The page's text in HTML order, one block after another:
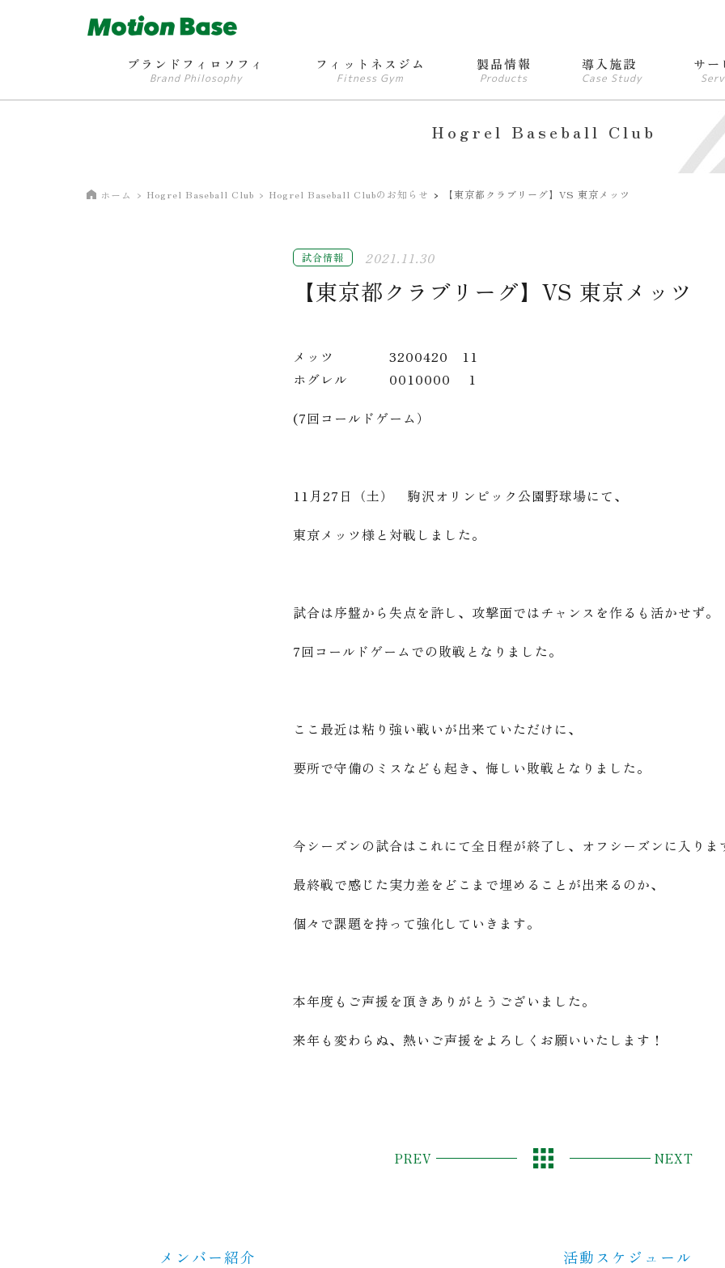
ブランドフィロソフィ
Brand Philosophy
フィットネスジム
Fitness Gym
製品情報
Products
導入施設
Case Study
サー
Hogrel Baseball Club
ホーム Hogrel Baseball Club Hogrel Baseball Clubのお知らせ 【東京都クラブリーグ】VS 東京メッツ
【東京都クラブリーグ】VS 東京メッツ
試合情報 2021.11.30
メッツ 3200420 11
ホグレル 0010000 1
(7回コールドゲーム）
11月27日（土） 駒沢オリンピック公園野球場にて、
東京メッツ様と対戦しました。
試合は序盤から失点を許し、攻撃面ではチャンスを作るも活かせず。
7回コールドゲームでの敗戦となりました。
ここ最近は粘り強い戦いが出来ていただけに、
要所で守備のミスなども起き、悔しい敗戦となりました。
今シーズンの試合はこれにて全日程が終了し、オフシーズンに入りま
最終戦で感じた実力差をどこまで埋めることが出来るのか、
個々で課題を持って強化していきます。
本年度もご声援を頂きありがとうございました。
来年も変わらぬ、熱いご声援をよろしくお願いいたします！
PREV NEXT
メンバー紹介 活動スケジュール